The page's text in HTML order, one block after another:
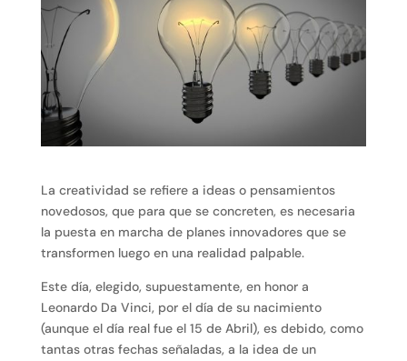
La creatividad se refiere a ideas o pensamientos
novedosos, que para que se concreten, es necesaria
la puesta en marcha de planes innovadores que se
transformen luego en una realidad palpable.
Este día, elegido, supuestamente, en honor a
Leonardo Da Vinci, por el día de su nacimiento
(aunque el día real fue el 15 de Abril), es debido, como
tantas otras fechas señaladas, a la idea de un